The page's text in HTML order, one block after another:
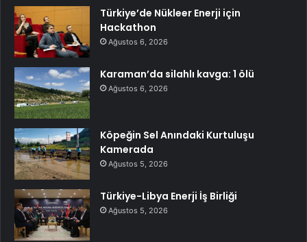
Türkiye’de Nükleer Enerji için
Hackathon
Ağustos 6, 2026
Karaman’da silahlı kavga: 1 ölü
Ağustos 6, 2026
Köpeğin Sel Anındaki Kurtuluşu
Kamerada
Ağustos 5, 2026
Türkiye-Libya Enerji İş Birliği
Ağustos 5, 2026